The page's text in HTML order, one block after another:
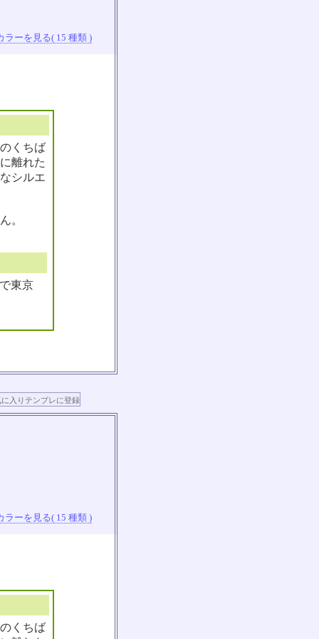
ラーを見る( 15 種類 )
くちば
離れた
シルエ
。
東京
ラーを見る( 15 種類 )
くちば